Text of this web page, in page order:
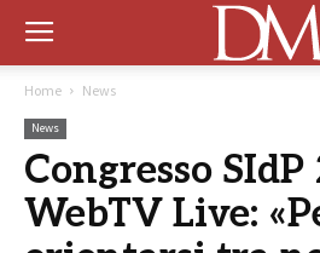
Home News
News
Congresso SIdP
WebTV Live: